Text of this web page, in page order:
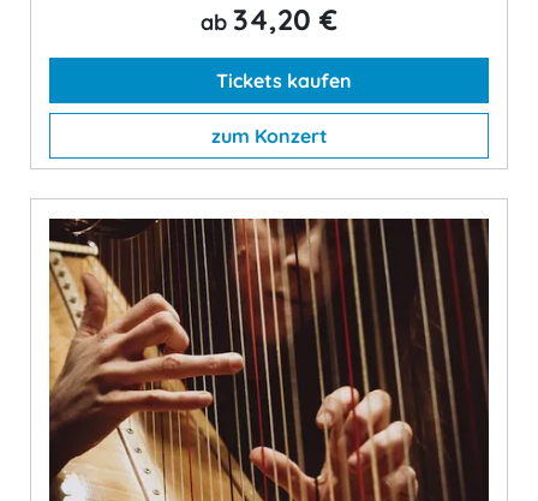
ab 34,20 €
Tickets kaufen
zum Konzert